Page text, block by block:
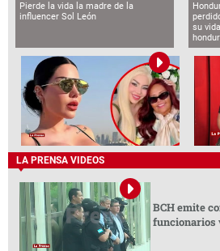
Pierde la vida la madre de la
influencer Sol León
su
LA PRENSA VIDEOS
BCH emite
funcionarios